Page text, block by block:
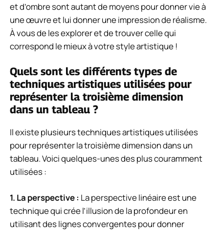
et d’ombre sont autant de moyens pour donner vie à
une œuvre et lui donner une impression de réalisme.
À vous de les explorer et de trouver celle qui
correspond le mieux à votre style artistique !
Quels sont les différents types de
techniques artistiques utilisées pour
représenter la troisième dimension
dans un tableau ?
Il existe plusieurs techniques artistiques utilisées
pour représenter la troisième dimension dans un
tableau. Voici quelques-unes des plus couramment
utilisées :
1. La perspective: La perspective linéaire est une
technique qui crée l’illusion de la profondeur en
utilisant des lignes convergentes pour donner